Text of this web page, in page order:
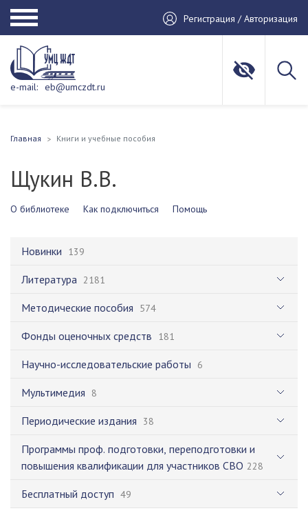
Регистрация / Авторизация
e-mail: eb@umczdt.ru
Главная Книги и учебные пособия
Щукин В.В.
О библиотеке Как подключиться Помощь
Новинки 139
Литература 2181
Методические пособия 574
Фонды оценочных средств 181
Научно-исследовательские работы 6
Мультимедия 8
Периодические издания 38
Программы проф. подготовки, переподготовки и
повышения квалификации для участников СВО 228
Бесплатный доступ 49